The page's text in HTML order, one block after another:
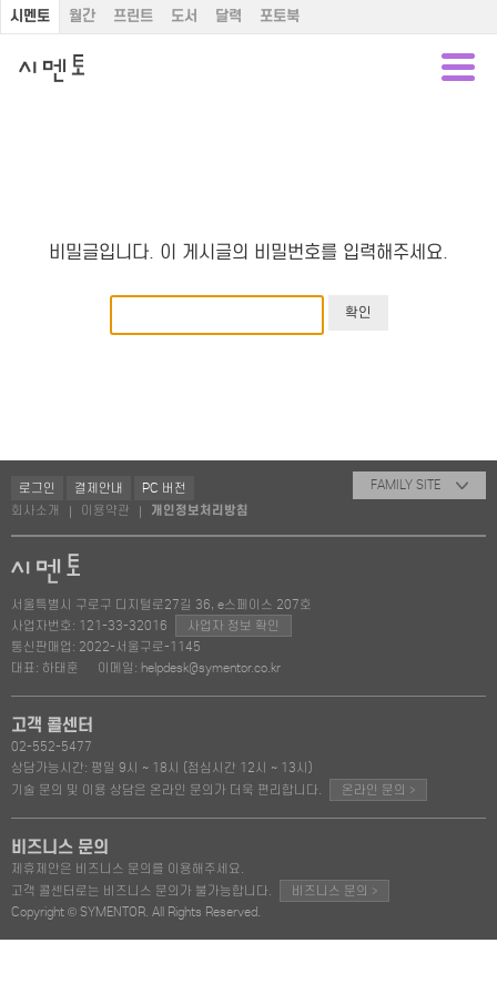
시멘토 월간 프린트 도서 달력 포토북
비밀글입니다. 이 게시글의 비밀번호를 입력해주세요.
로그인 결제안내
PC 버전
회사소개
이용약관 개인정보처리방침
FAMILY SITE
서울특별시 구로구 디지털로27길 36, e스페이스 207호
사업자번호: 121-33-32016
사업자 정보 확인
통신판매업: 2022-서울구로-1145
대표: 하태훈
이메일: helpdesk@symentor.co.kr
고객 콜센터
02-552-5477
상담가능시간: 평일 9시 ~ 18시 (점심시간 12시 ~ 13시)
기술 문의 및 이용 상담은 온라인 문의가 더욱 편리합니다.
온라인 문의 >
비즈니스 문의
제휴제안은 비즈니스 문의를 이용해주세요.
고객 콜센터로는 비즈니스 문의가 불가능합니다.
비즈니스 문의 >
Copyright © SYMENTOR. All Rights Reserved.